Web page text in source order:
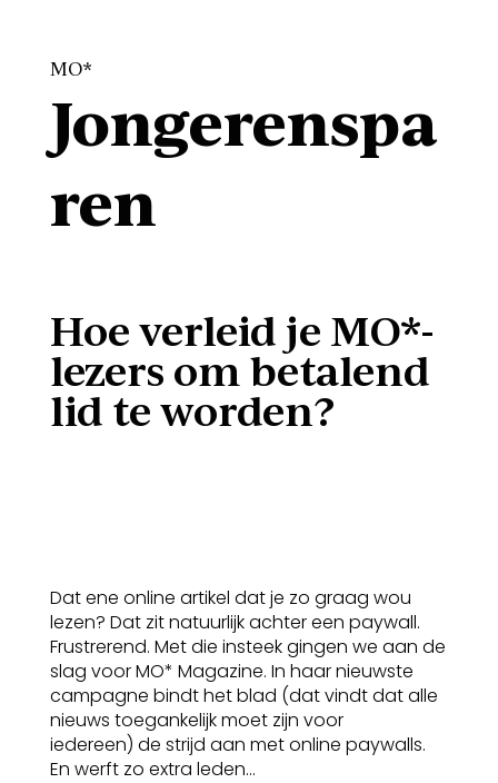
MO*
Jongerenspa
ren
Hoe verleid je MO*-
lezers om betalend
lid te worden?
Dat ene online artikel dat je zo graag wou
lezen? Dat zit natuurlijk achter een paywall.
Frustrerend. Met die insteek gingen we aan de
slag voor MO* Magazine. In haar nieuwste
campagne bindt het blad (dat vindt dat alle
nieuws toegankelijk moet zijn voor
iedereen) de strijd aan met online paywalls.
En werft zo extra leden...